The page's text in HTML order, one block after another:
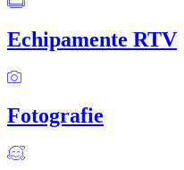
Echipamente RTV
Fotografie